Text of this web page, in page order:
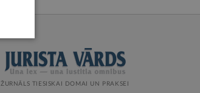
ŽURNĀLS TIESISKAI DOMAI UN PRAKSEI